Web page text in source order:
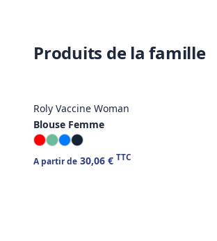
Produits de la famille
Roly Vaccine Woman
Blouse Femme
A partir de 30,06 € TTC